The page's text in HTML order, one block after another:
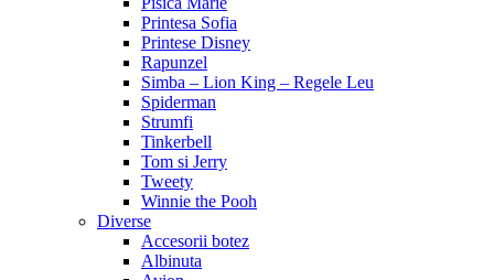
Printesa Sofia
Printese Disney
Rapunzel
Simba – Lion King – Regele Leu
Spiderman
Strumfi
Tinkerbell
Tom si Jerry
Tweety
Winnie the Pooh
Diverse
Accesorii botez
Albinuta